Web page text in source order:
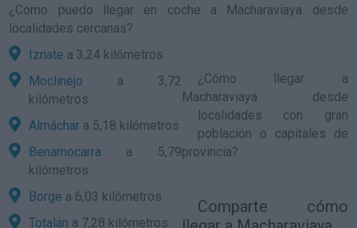
¿Como puedo llegar en coche a Macharaviaya desde
localidades cercanas?
Iznate a 3,24 kilómetros
Moclinejo a 3,72
kilómetros
Almáchar a 5,18 kilómetros
Benamocarra a 5,79
kilómetros
Borge a 6,03 kilómetros
Totalán a 7,28 kilómetros
¿ Cómo llegar a
Macharaviaya desde
localidades con gran
población o capitales de
provincia?
Comparte cómo